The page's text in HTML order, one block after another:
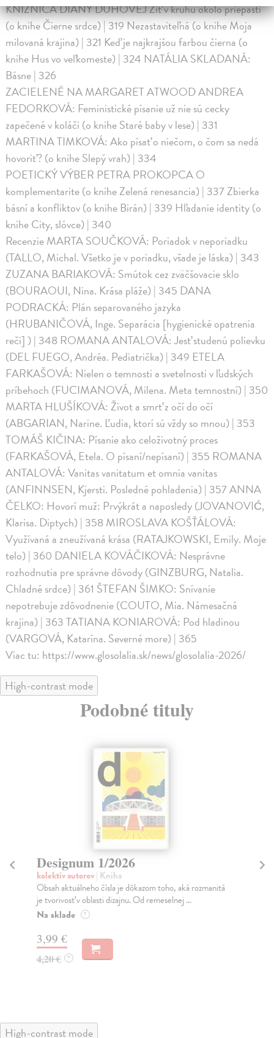
KNIŽNICA DIANY DÚHOVEJ Žiť v kruhu okolo priepasti
(o knihe Čierne srdce) | 319 Nezastaviteľná (o knihe Moja
milovaná krajina) | 321 Keď je najkrajšou farbou čierna (o
knihe Hus vo veľkomeste) | 324 NATÁLIA SKLADANÁ:
Básne | 326
ZACIELENÉ NA MARGARET ATWOOD ANDREA
FEDORKOVÁ: Feministické písanie už nie sú cecky
zapečené v koláči (o knihe Staré baby v lese) | 331
MARTINA TIMKOVÁ: Ako písať o niečom, o čom sa nedá
hovoriť? (o knihe Slepý vrah) | 334
POETICKÝ VÝBER PETRA PROKOPCA O
komplementarite (o knihe Zelená renesancia) | 337 Zbierka
básní a konfliktov (o knihe Birán) | 339 Hľadanie identity (o
knihe City, slóvce) | 340
Recenzie MARTA SOUČKOVÁ: Poriadok v neporiadku
(TALLO, Michal. Všetko je v poriadku, všade je láska) | 343
ZUZANA BARIAKOVÁ: Smútok cez zväčšovacie sklo
(BOURAOUI, Nina. Krása pláže) | 345 DANA
PODRACKÁ: Plán separovaného jazyka
(HRUBANIČOVÁ, Inge. Separácia [hygienické opatrenia
reči] ) | 348 ROMANA ANTALOVÁ: Jesť studenú polievku
(DEL FUEGO, Andréa. Pediatrička) | 349 ETELA
FARKAŠOVÁ: Nielen o temnosti a svetelnosti v ľudských
príbehoch (FUCIMANOVÁ, Milena. Meta temnostní) | 350
MARTA HLUŠÍKOVÁ: Život a smrť z očí do očí
(ABGARIAN, Narine. Ľudia, ktorí sú vždy so mnou) | 353
TOMÁŠ KIČINA: Písanie ako celoživotný proces
(FARKAŠOVÁ, Etela. O písaní/nepísaní) | 355 ROMANA
ANTALOVÁ: Vanitas vanitatum et omnia vanitas
(ANFINNSEN, Kjersti. Posledné pohladenia) | 357 ANNA
ČELKO: Hovorí muž: Prvýkrát a naposledy (JOVANOVIĆ,
Klarisa. Diptych) | 358 MIROSLAVA KOŠŤÁLOVÁ:
Využívaná a zneužívaná krása (RATAJKOWSKI, Emily. Moje
telo) | 360 DANIELA KOVÁČIKOVÁ: Nesprávne
rozhodnutia pre správne dôvody (GINZBURG, Natalia.
Chladné srdce) | 361 ŠTEFAN ŠIMKO: Snívanie
nepotrebuje zdôvodnenie (COUTO, Mia. Námesačná
krajina) | 363 TATIANA KONIAROVÁ: Pod hladinou
(VARGOVÁ, Katarína. Severné more) | 365
Viac tu: https://www.glosolalia.sk/news/glosolalia-2026/
High-contrast mode
Podobné tituly
Designum 1/2026
kolektív autorov| Kniha
Obsah aktuálneho čísla je dôkazom toho, aká rozmanitá
je tvorivosť v oblasti dizajnu. Od remeselnej ...
Na sklade ?
3,99 €
4,20 € ?
High-contrast mode